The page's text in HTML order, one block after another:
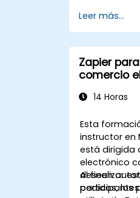
Integrar
Leer más...
Zapier
comercio
14 Horas
Esta
instructor en
está dirigida
electrónico
deseen
pedidos, los
Al finalizar